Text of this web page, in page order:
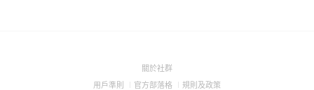
關於社群(Open
用戶準則 (Open
官方部落格 (Open
規則及政策(Open